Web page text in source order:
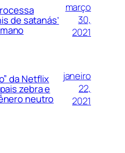
de satanás’
março
30,
2021
da Netflix
zebra e
neutro
janeiro
22,
2021